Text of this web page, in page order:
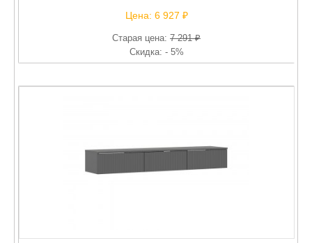
Цена: 6 927 ₽
Старая цена: 7 291 ₽
Скидка: - 5%